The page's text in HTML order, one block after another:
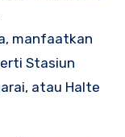
manfaatkan
Stasiun
atau Halte